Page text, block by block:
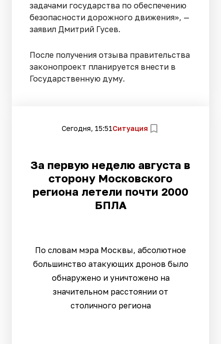
задачами государства по обеспечению
безопасности дорожного движения», —
заявил Дмитрий Гусев.
После получения отзыва правительства
законопроект планируется внести в
Государственную думу.
Сегодня, 15:51Ситуация
За первую неделю августа в
сторону Московского
региона летели почти 2000
БПЛА
По словам мэра Москвы, абсолютное
большинство атакующих дронов было
обнаружено и уничтожено на
значительном расстоянии от
столичного региона